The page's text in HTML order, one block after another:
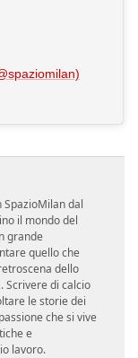
SpazioMilan dal
il mondo del
grande
quello che
dello
Scrivere di calcio
le storie dei
che si vive
e
lavoro.